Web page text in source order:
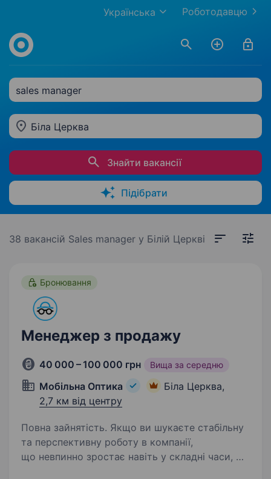
Роботодавцю
Українська
sales manager
Біла Церква
Знайти вакансії
Підібрати
38 вакансій Sales manager у Білій Церкві
Бронювання
Менеджер з продажу
40 000 – 100 000 грн Вища за середню
Мобільна Оптика
Біла Церква,
2,7 км від центру
Повна зайнятість. Якщо ви шукаєте стабільну
та перспективну роботу в компанії,
що невпинно зростає навіть у складні часи, —